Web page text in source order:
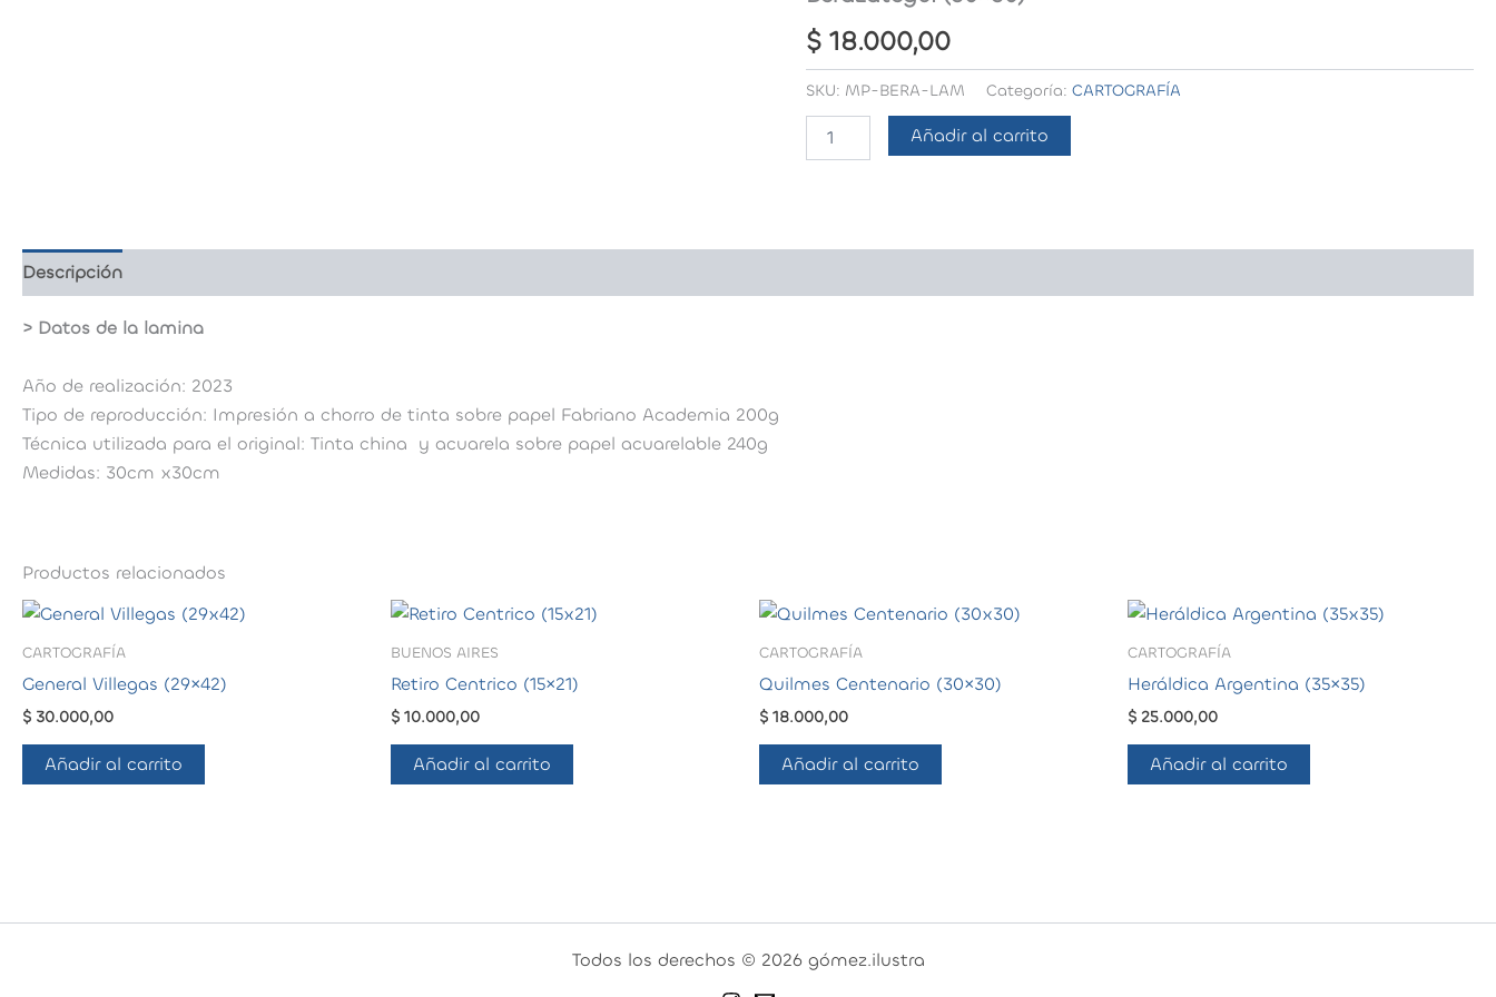
$ 18.000,00
SKU: MP-BERA-LAM Categoría:CARTOGRAFÍA
(30x30)
Añadir al carrito
Descripción
> Datos de la lamina
Año de realización: 2023
Tipo de reproducción: Impresión a chorro de tinta sobre papel Fabriano Academia 200g
Técnica utilizada para el original: Tinta china y acuarela sobre papel acuarelable 240g
Medidas: 30cm x30cm
Productos relacionados
CARTOGRAFÍA
General Villegas (29×42)
$ 30.000,00
Añadir al carrito
BUENOS AIRES
Retiro Centrico (15×21)
$ 10.000,00
Añadir al carrito
CARTOGRAFÍA
Quilmes Centenario (30×30)
$ 18.000,00
Añadir al carrito
CARTOGRAFÍA
Heráldica Argentina (35×35)
$ 25.000,00
Añadir al carrito
Todos los derechos © 2026 gómez.ilustra